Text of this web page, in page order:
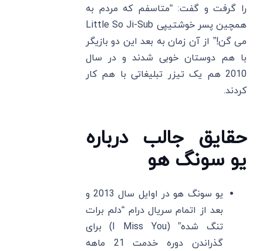
را گرفت و گفت: “متاسفم که مردم به
همچین پسر خوشتیپی Little So Ji-Sub
می گن!” از آن زمان به بعد این دو بازیگر
با هم دوستان خوبی شدند و در سال
2010 هم یک تیزر تبلیغاتی با هم کار
کردند.
حقایق جالب درباره
یو سونگ هو
یو سونگ هو در اوایل سال 2013 و
بعد از اتمام سریال درام “دلم برات
تنگ شده” (I Miss You) برای
گذراندن دوره خدمت 21 ماهه